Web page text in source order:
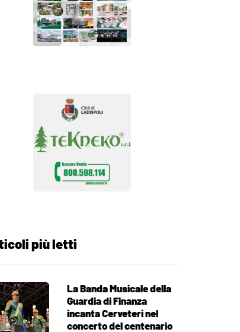
più letti
La Banda Musicale della
Guardia di Finanza
incanta Cerveteri nel
concerto del centenario